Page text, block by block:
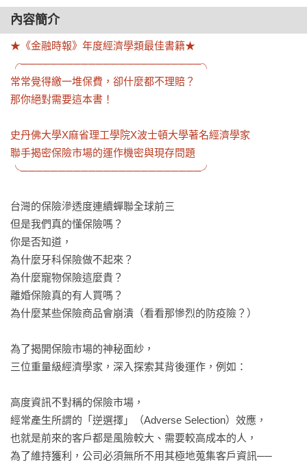
內容簡介
★《金融時報》年度經濟學類最佳書籍★
╭────────────────────────╮
常常覺得繳一堆保費，卻什麼都不理賠？
那你絕對需要這本書！
史丹佛大學X麻省理工學院X波士頓大學著名經濟學家
聯手揭密保險市場的運作機密與現存問題
╰────────────────────────╯
台灣的保險滲透度連續蟬聯全球前三
但是我們真的懂保險嗎？
你是否知道，
為什麼牙科保險做不起來？
為什麼寵物保險這麼貴？
離婚保險真的有人買嗎？
為什麼某些保險商品會崩潰（看看那慘烈的防疫險？）
為了揭開保險市場的神秘面紗，
三位重量級經濟學家，深入探索其背後運作，例如：
高度資訊不對稱的保險市場，
經常產生所謂的「逆選擇」（Adverse Selection）效應，
也就是前來的客戶都是風險較大、需要較高成本的人，
為了維持獲利，公司必須無所不用其極地蒐集客戶資訊──